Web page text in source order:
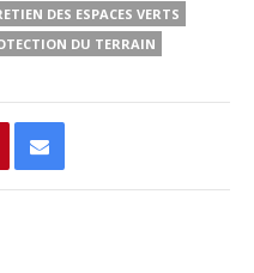
DES ESPACES VERTS
DU TERRAIN